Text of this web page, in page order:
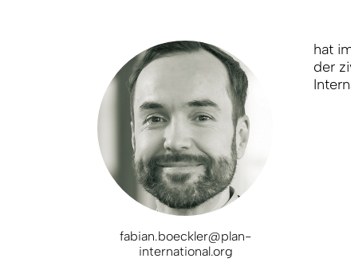
fabian.boeckler@plan-
international.org
hat
der